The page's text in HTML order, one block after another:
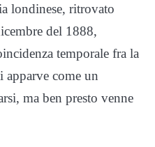
londinese, ritrovato
del 1888,
temporale fra la
apparve come un
ma ben presto venne